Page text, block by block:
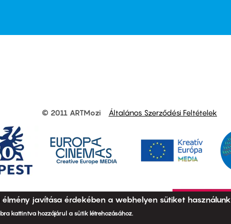
© 2011 ARTMozi Általános Szerződési Feltételek
élmény javítása érdekében a webhelyen sütiket használunk
kattintva hozzájárul a sütik létrehozásához.